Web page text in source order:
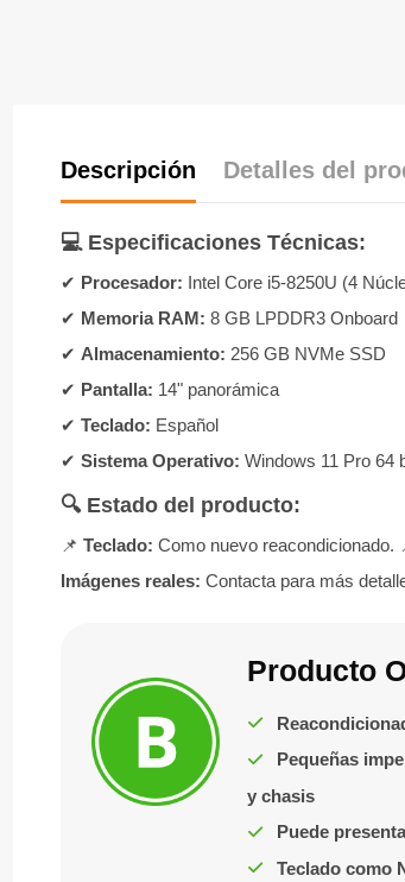
Descripción Detalles del
💻 Especificaciones Técnicas:
✔ Procesador: Intel Core i5-8250U (4
✔ Memoria RAM: 8 GB LPDDR3 Onboard
✔ Almacenamiento: 256 GB NVMe SSD
✔ Pantalla: 14" panorámica
✔Teclado: Español
✔Sistema Operativo: Windows 11 Pro 64
🔍 Estado del producto:
📌Teclado: Como nuevo reacondicionado.
Imágenes reales: Contacta para más
Producto
Pequeñas
y chasis
Puede
Teclado como